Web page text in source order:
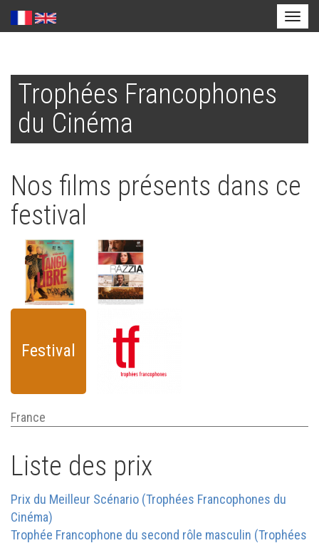
contenu
principal
Trophées Francophones
du Cinéma
Nos films présents dans ce
festival
Festival
France
Liste des prix
Prix du Meilleur Scénario (Trophées Francophones du
Cinéma)
Trophée Francophone du second rôle masculin (Trophées